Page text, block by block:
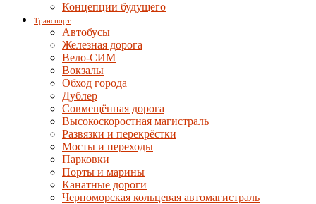
Концепции будущего
Транспорт
Автобусы
Железная дорога
Вело-СИМ
Вокзалы
Обход города
Дублер
Совмещённая дорога
Высокоскоростная магистраль
Развязки и перекрёстки
Мосты и переходы
Парковки
Порты и марины
Канатные дороги
Черноморская кольцевая автомагистраль